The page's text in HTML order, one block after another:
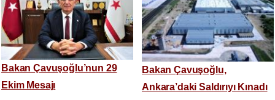
Bakan Çavuşoğlu’nun 29
Ekim Mesajı
Bakan Çavuşoğlu,
Ankara’daki Saldırıyı Kınadı